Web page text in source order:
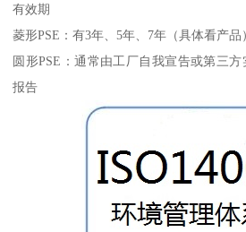
有效期
菱形PSE：有3年、5年、7年（具体看产品
圆形PSE：通常由工厂自我宣告或第三
报告